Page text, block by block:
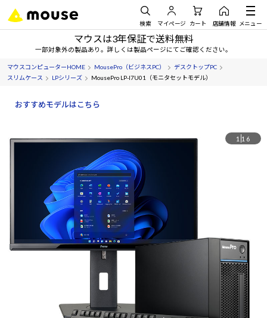
検索 マイページ カート 店舗情報 メニュー
マウスは3年保証で送料無料
一部対象外の製品あり。詳しくは製品ページにてご確認ください。
マウスコンピューターHOME MousePro（ビジネスPC）
デスクトップPC
スリムケース
LPシリーズ MousePro LP-I7U01（モニタセットモデル）
おすすめモデルはこちら
1 16